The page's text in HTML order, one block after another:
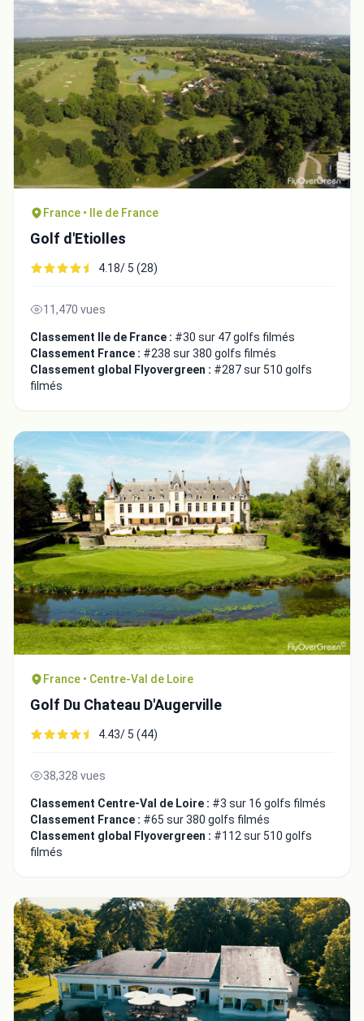
France • Ile de France
Golf d'Etiolles
4.18/ 5 (28)
11,470 vues
Classement Ile de France : #30 sur 47 golfs filmés
Classement France : #238 sur 380 golfs filmés
Classement global Flyovergreen : #287 sur 510 golfs
filmés
France • Centre-Val de Loire
Golf Du Chateau D'Augerville
4.43/ 5 (44)
38,328 vues
Classement Centre-Val de Loire : #3 sur 16 golfs filmés
Classement France : #65 sur 380 golfs filmés
Classement global Flyovergreen : #112 sur 510 golfs
filmés
Intégrer la video
Choix de la vidéo:
Copier dans le presse-papiers